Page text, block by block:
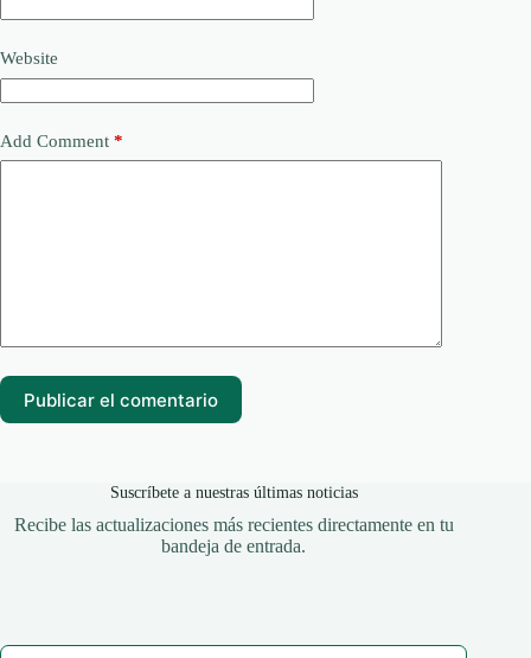
Website
Add Comment *
Publicar el comentario
Suscríbete a nuestras últimas noticias
Recibe las actualizaciones más recientes directamente en tu
bandeja de entrada.